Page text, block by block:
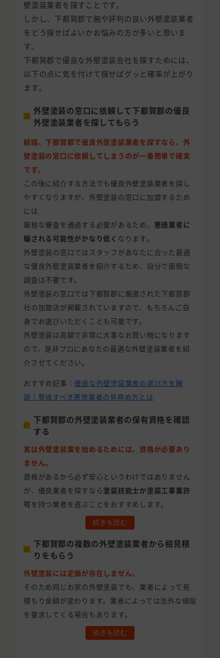
壁塗装業者を探すことです。
しかし、下都賀郡で腕や評判の良い外壁塗装業者
をどう探せばよいかお悩みの方が多いと思いま
す。
下都賀郡で優良な外壁塗装会社を探すためには、
以下の点に気を付けて探せばグッと確率が上がり
ます。
外壁塗装の窓口に依頼して下都賀郡の優良
外壁塗装業者を探してもらう
結論、下都賀郡で優良外壁塗装業者を探すなら、外
壁塗装の窓口に依頼してしまうのが一番簡単で確実
です。
この後に紹介する方法でも優良外壁塗装業者を探し
やすくなりますが、外壁塗装の窓口に加盟するため
には
厳格な審査を通過する必要があるため、 悪徳業者に
騙される可能性がかなり低く なります。
外壁塗装の窓口ではスタッフがあなたに合った最適
な優良外壁塗装業者を紹介するため、自分で面倒な
調査は不要です。
外壁塗装の窓口では下都賀郡に厳選された下都賀郡
社の加盟店が掲載されていますので、もちろんご自
身でお選びいただくことも可能です。
外壁塗装は高額で非常に大事なお買い物になります
ので、是非プロにあなたの最適な外壁塗装業者を紹
介させてください。
おすすめ記事：優良な外壁塗装業者の選び方を解
説！警戒すべき悪徳業者の見極め方とは
下都賀郡の外壁塗装業者の保有資格を確認
する
実は外壁塗装業を始めるためには、資格が必要あり
ません。
資格があるから必ず安心というわけではありません
が、優良業者を探すなら塗装技能士か塗装工事業許
可 を持つ業者を選ぶことをおすすめします。
続きを読む
下都賀郡の複数の外壁塗装業者から相見積
りをもらう
外壁塗装には定価が存在しません。
そのため同じお家の外壁塗装でも、業者によって見
積もり金額が変わります。業者によっては法外な値段
を要求してくる場合もあります。
続きを読む